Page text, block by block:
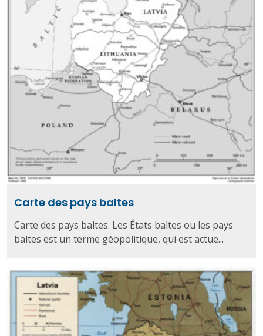
Carte des pays baltes
Carte des pays baltes. Les États baltes ou les pays
baltes est un terme géopolitique, qui est actue...